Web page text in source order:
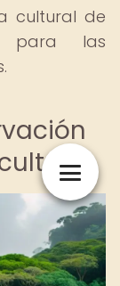
cultural de
para las